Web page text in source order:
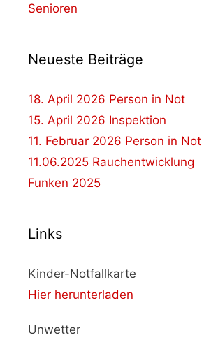
Senioren
Neueste Beiträge
18. April 2026 Person in Not
15. April 2026 Inspektion
11. Februar 2026 Person in Not
11.06.2025 Rauchentwicklung
Funken 2025
Links
Kinder-Notfallkarte
Hier herunterladen
Unwetter